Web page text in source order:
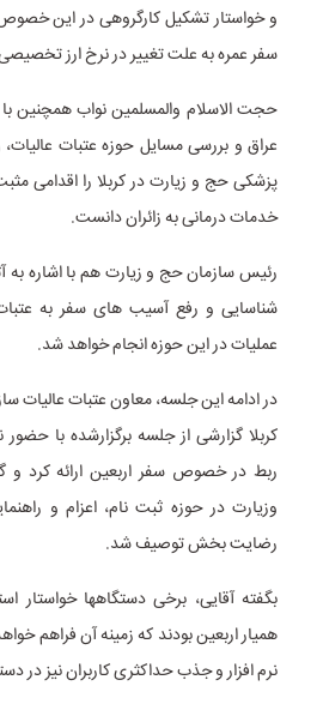
و خواستار تشکیل کارگروهی در این
سفر عمره به علت تغییر در نرخ ارز
حجت الاسلام والمسلمین نواب همچنین
عراق و بررسی مسایل حوزه عتبات عالیات،
پزشکی حج و زیارت در کربلا را اقدامی
خدمات درمانی به زائران دانست.
رئیس سازمان حج و زیارت هم با اشاره به
شناسایی و رفع آسیب های سفر به
عملیات در این حوزه انجام خواهد شد.
در ادامه این جلسه، معاون عتبات عالیات
کربلا گزارشی از جلسه برگزارشده با
ربط در خصوص سفر اربعین ارائه کرد
وزیارت در حوزه ثبت نام، اعزام و
رضایت بخش توصیف شد.
بگفته آقایی، برخی دستگاهها خواستار
همیار اربعین بودند که زمینه آن فراهم
نرم افزار و جذب حداکثری کاربران نیز در